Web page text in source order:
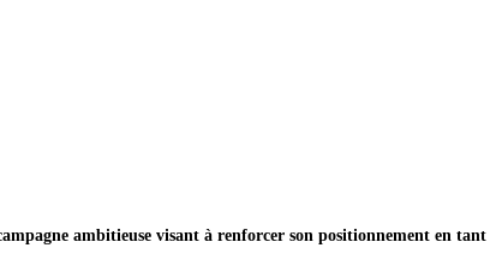
ambitieuse visant à renforcer son positionnement en tant